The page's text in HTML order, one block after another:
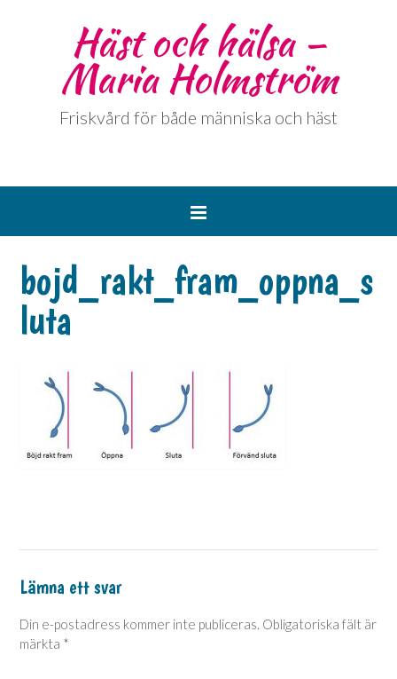
Häst och hälsa –
Maria Holmström
Friskvård för både människa och häst
bojd_rakt_fram_oppna_s
luta
Lämna ett svar
Din e-postadress kommer inte publiceras. Obligatoriska fält är
märkta *